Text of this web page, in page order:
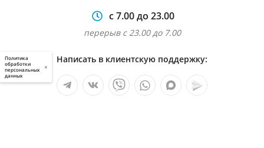
с 7.00 до 23.00
перерыв с 23.00 до 7.00
Написать в клиентскую поддержку:
Политика
обработки
персональных
данных
×